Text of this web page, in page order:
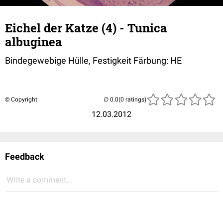
Eichel der Katze (4) - Tunica
albuginea
Bindegewebige Hülle, Festigkeit Färbung: HE
© Copyright
12.03.2012
(0 ratings)
Feedback
Write a comment...